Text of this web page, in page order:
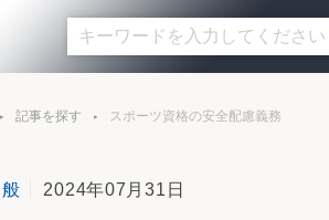
記事を探す スポーツ資格の安全配慮義務
2024年07月31日